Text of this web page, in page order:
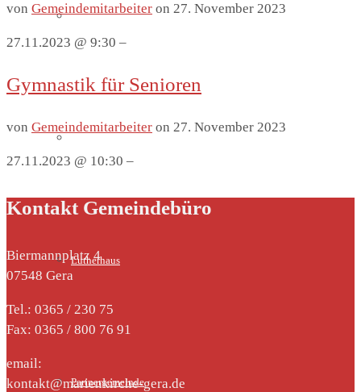
Gemeindeleben
Lutherhaus
Partnergemeinde
von Gemeindemitarbeiter on 27. November 2023
27.11.2023 @ 9:30 –
Gymnastik für Senioren
von Gemeindemitarbeiter on 27. November 2023
27.11.2023 @ 10:30 –
Kontakt Gemeindebüro
Biermannplatz 4
07548 Gera
Tel.: 0365 / 230 75
Fax: 0365 / 800 76 91
email:
kontakt@marienkirche-gera.de